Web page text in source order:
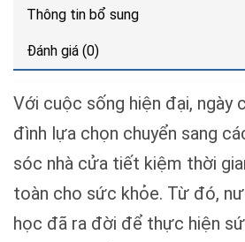
Thông tin bổ sung
Đánh giá (0)
Với cuộc sống hiện đại, ngày
đình lựa chọn chuyển sang
sóc nhà cửa tiết kiệm thời
toàn cho sức khỏe. Từ đó,
học đã ra đời để thực hiện